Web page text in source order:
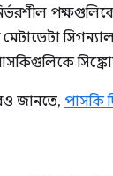
পক্ষগুলিকে
জানতে, পাসকি